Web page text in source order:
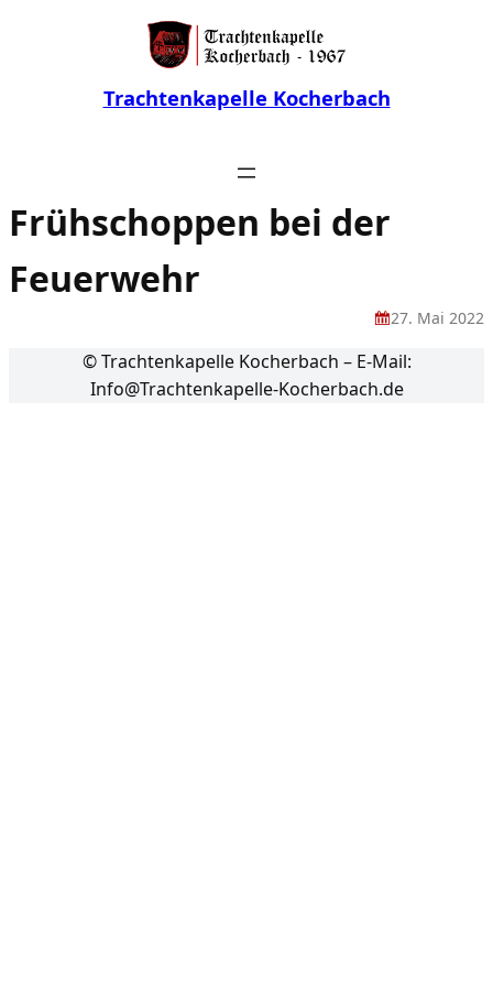
Trachtenkapelle Kocherbach
Frühschoppen bei der
Feuerwehr
27. Mai 2022
© Trachtenkapelle Kocherbach – E-Mail:
Info@Trachtenkapelle-Kocherbach.de